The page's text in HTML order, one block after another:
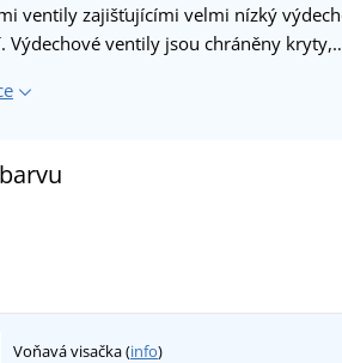
ventily zajišťujícími velmi nízký
Výdechové ventily jsou chráněny
Voňavá visačka (info)